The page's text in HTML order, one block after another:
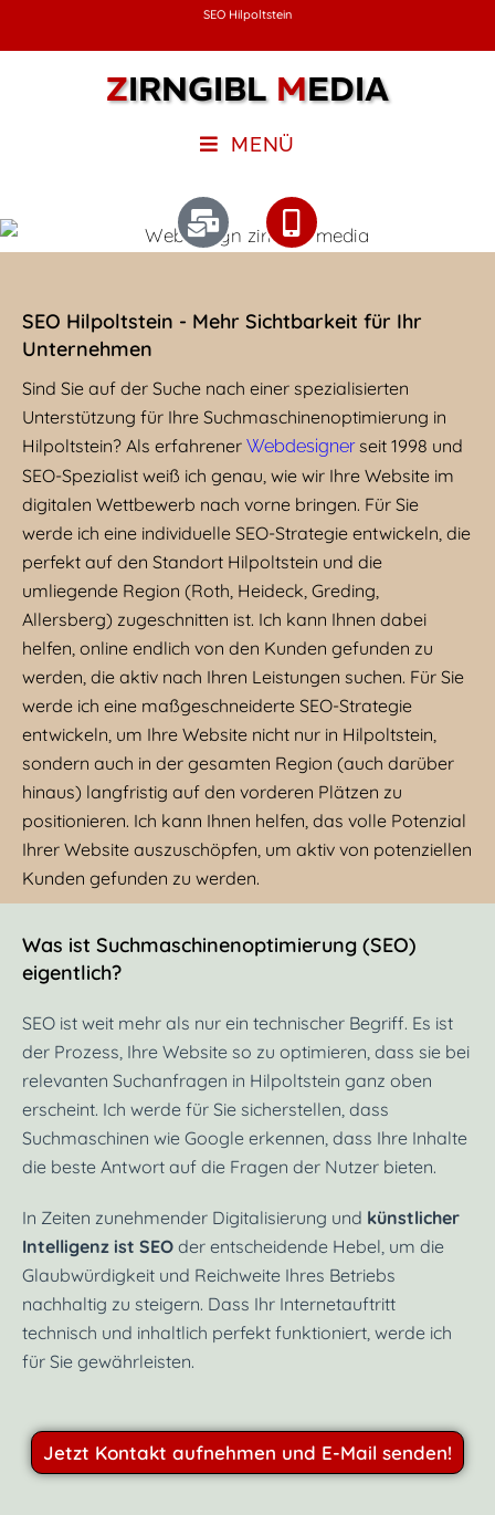
SEO Hilpoltstein
ZIRNGIBL MEDIA
MENÜ
SEO Hilpoltstein - Mehr Sichtbarkeit für Ihr
Unternehmen
Sind Sie auf der Suche nach einer spezialisierten
Unterstützung für Ihre Suchmaschinenoptimierung in
Hilpoltstein? Als erfahrener Webdesignerseit 1998 und
SEO-Spezialist weiß ich genau, wie wir Ihre Website im
digitalen Wettbewerb nach vorne bringen. Für Sie
werde ich eine individuelle SEO-Strategie entwickeln, die
perfekt auf den Standort Hilpoltstein und die
umliegende Region (Roth, Heideck, Greding,
Allersberg) zugeschnitten ist. Ich kann Ihnen dabei
helfen, online endlich von den Kunden gefunden zu
werden, die aktiv nach Ihren Leistungen suchen. Für Sie
werde ich eine maßgeschneiderte SEO-Strategie
entwickeln, um Ihre Website nicht nur in Hilpoltstein,
sondern auch in der gesamten Region (auch darüber
hinaus) langfristig auf den vorderen Plätzen zu
positionieren. Ich kann Ihnen helfen, das volle Potenzial
Ihrer Website auszuschöpfen, um aktiv von potenziellen
Kunden gefunden zu werden.
Was ist Suchmaschinenoptimierung (SEO)
eigentlich?
SEO ist weit mehr als nur ein technischer Begriff. Es ist
der Prozess, Ihre Website so zu optimieren, dass sie bei
relevanten Suchanfragen in Hilpoltstein ganz oben
erscheint. Ich werde für Sie sicherstellen, dass
Suchmaschinen wie Google erkennen, dass Ihre Inhalte
die beste Antwort auf die Fragen der Nutzer bieten.
In Zeiten zunehmender Digitalisierung und künstlicher
Intelligenz ist SEO der entscheidende Hebel, um die
Glaubwürdigkeit und Reichweite Ihres Betriebs
nachhaltig zu steigern. Dass Ihr Internetauftritt
technisch und inhaltlich perfekt funktioniert, werde ich
für Sie gewährleisten.
Jetzt Kontakt aufnehmen und E-Mail senden!